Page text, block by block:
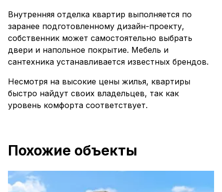
Внутренняя отделка квартир выполняется по
заранее подготовленному дизайн-проекту,
собственник может самостоятельно выбрать
двери и напольное покрытие. Мебель и
сантехника устанавливается известных брендов.
Несмотря на высокие цены жилья, квартиры
быстро найдут своих владельцев, так как
уровень комфорта соответствует.
Похожие объекты